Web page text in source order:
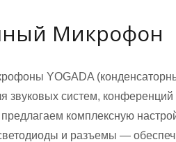
Микрофон
YOGADA
звуковых систем,
комплексную
светодиоды и разъемы —